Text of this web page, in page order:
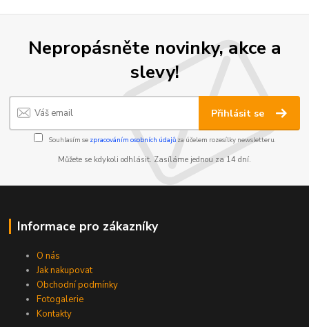
Nepropásněte novinky, akce a
slevy!
Přihlásit se
Souhlasím se zpracováním osobních údajůza účelem rozesílky newsletteru.
Můžete se kdykoli odhlásit. Zasíláme jednou za 14 dní.
Informace pro zákazníky
O nás
Jak nakupovat
Obchodní podmínky
Fotogalerie
Kontakty